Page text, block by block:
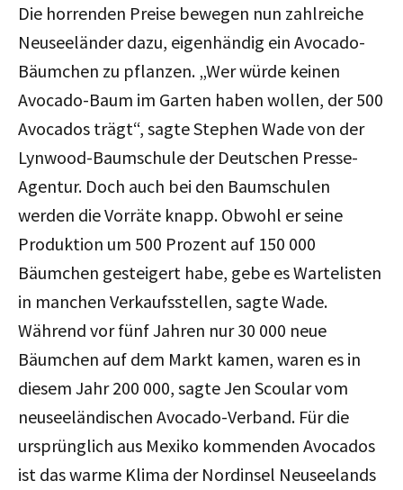
Die horrenden Preise bewegen nun zahlreiche
Neuseeländer dazu, eigenhändig ein Avocado-
Bäumchen zu pflanzen. „Wer würde keinen
Avocado-Baum im Garten haben wollen, der 500
Avocados trägt“, sagte Stephen Wade von der
Lynwood-Baumschule der Deutschen Presse-
Agentur. Doch auch bei den Baumschulen
werden die Vorräte knapp. Obwohl er seine
Produktion um 500 Prozent auf 150 000
Bäumchen gesteigert habe, gebe es Wartelisten
in manchen Verkaufsstellen, sagte Wade.
Während vor fünf Jahren nur 30 000 neue
Bäumchen auf dem Markt kamen, waren es in
diesem Jahr 200 000, sagte Jen Scoular vom
neuseeländischen Avocado-Verband. Für die
ursprünglich aus Mexiko kommenden Avocados
ist das warme Klima der Nordinsel Neuseelands